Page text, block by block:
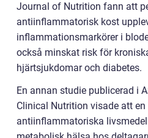
Journal of Nutrition fann att
antiinflammatorisk kost
inflammationsmarkörer i
också minskat risk för
hjärtsjukdomar och diabetes.
En annan studie publicerad i
Clinical Nutrition visade att
antiinflammatoriska